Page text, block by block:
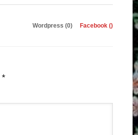
Wordpress (0) Facebook ()
*